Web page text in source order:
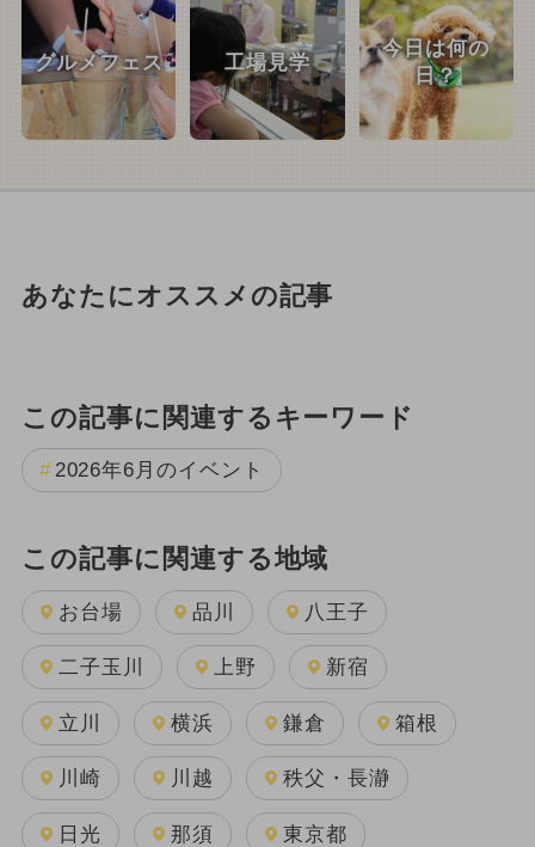
グルメフェス 工場見学
今日は何の
日？
あなたにオススメの記事
この記事に関連するキーワード
2026年6月のイベント
この記事に関連する地域
お台場 品川 八王子
二子玉川 上野 新宿
立川 横浜 鎌倉 箱根
川崎 川越 秩父・長瀞
日光 那須 東京都